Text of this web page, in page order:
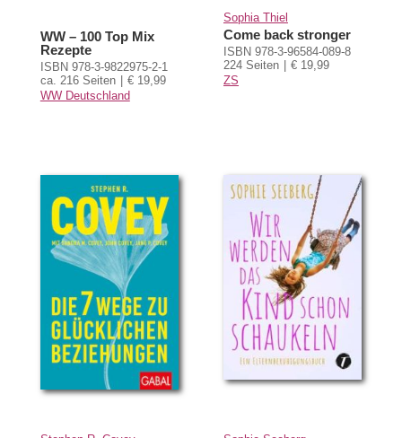
WW – 100 Top Mix
Rezepte
ISBN 978-3-9822975-2-1
ca. 216 Seiten
€ 19,99
WW Deutschland
Sophia Thiel
Come back stronger
ISBN 978-3-96584-089-8
224 Seiten
€ 19,99
ZS